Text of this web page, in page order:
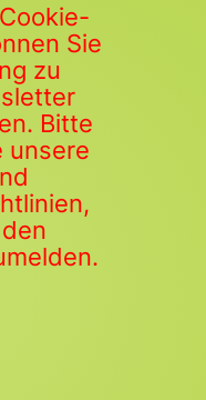
Sie
zu
Bitte
unsere